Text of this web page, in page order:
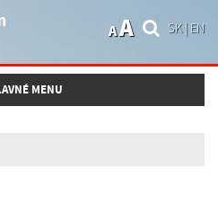
SK| EN
AA
navigation
MENU